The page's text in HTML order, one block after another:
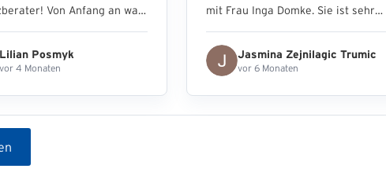
Von Anfang an war
und absolut
Individuelle Wünsche
berücksichtigt und auf
Herr Heubach
jederzeit viel Zeit
um komplexe Themen
und verständlich zu
Er hat in jeder Hinsicht in
Lilian Posmyk
vor 4 Monaten
mit Frau Inga Domke. Sie ist sehr
und hilfsbereit. Besonders
beeindruckt hat uns ihre
Schnelligkeit – wir haben ein
passendes Angebot bereits nach
nur wenigen Stunden erhalten.
Jasmina Zejnilagic Trumic
vor 6 Monaten